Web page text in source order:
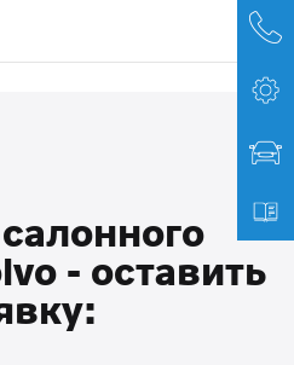
- оставить